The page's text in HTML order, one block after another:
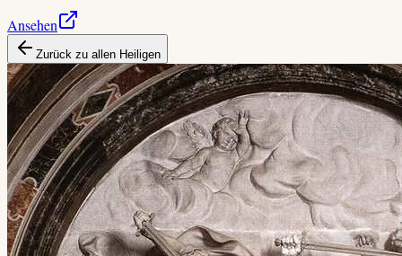
Ansehen
Zurück zu allen Heiligen